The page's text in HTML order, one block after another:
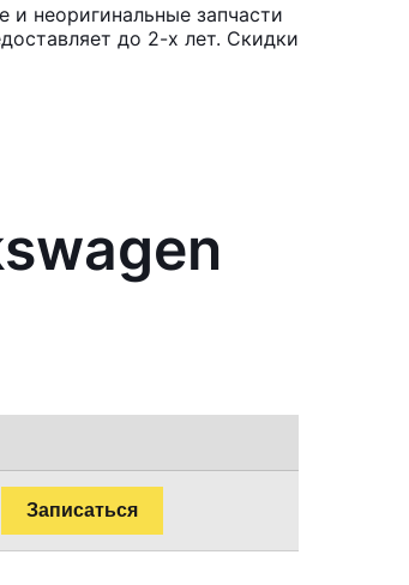
и неоригинальные запчасти
до 2-х лет. Скидки
Записаться